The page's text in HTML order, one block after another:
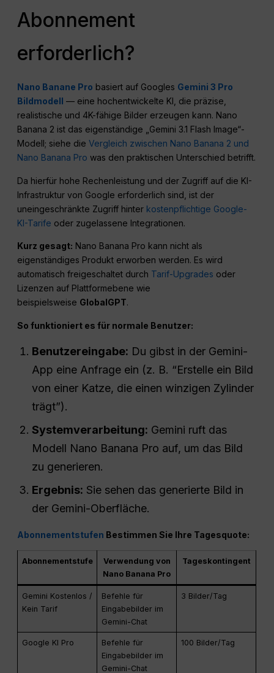
Abonnement
erforderlich?
Nano Banane Pro basiert auf Googles Gemini 3 Pro
Bildmodell
— eine hochentwickelte KI, die präzise,
realistische und 4K-fähige Bilder erzeugen kann. Nano
Banana 2 ist das eigenständige „Gemini 3.1 Flash Image“-
Modell; siehe dieVergleich zwischen Nano Banana 2 und
Nano Banana Pro was den praktischen Unterschied betrifft.
Da hierfür hohe Rechenleistung und der Zugriff auf die KI-
Infrastruktur von Google erforderlich sind, ist der
uneingeschränkte Zugriff hinter kostenpflichtige Google-
KI-Tarife oder zugelassene Integrationen.
Kurz gesagt: Nano Banana Pro kann nicht als
eigenständiges Produkt erworben werden. Es wird
automatisch freigeschaltet durch Tarif-Upgrades oder
Lizenzen auf Plattformebene wie
beispielsweise GlobalGPT.
So funktioniert es für normale Benutzer:
Benutzereingabe: Du gibst in der Gemini-
App eine Anfrage ein (z. B. “Erstelle ein Bild
von einer Katze, die einen winzigen Zylinder
trägt”).
Systemverarbeitung: Gemini ruft das
Modell Nano Banana Pro auf, um das Bild
zu generieren.
Ergebnis: Sie sehen das generierte Bild in
der Gemini-Oberfläche.
Abonnementstufen Bestimmen Sie Ihre Tagesquote:
Abonnementstufe
Verwendung von
Nano Banana Pro
Tageskontingent
Gemini Kostenlos /
Kein Tarif
Befehle für
Eingabebilder im
Gemini-Chat
3 Bilder/Tag
Google KI Pro
Befehle für
Eingabebilder im
Gemini-Chat
100 Bilder/Tag